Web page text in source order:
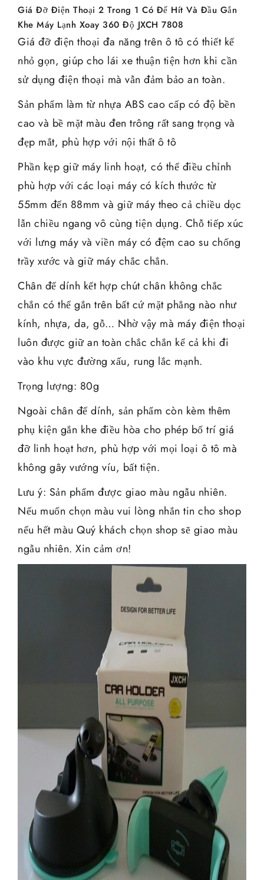
Giá Đỡ Điện Thoại 2 Trong 1 Có Đế Hít Và Đầu Gắn
Khe Máy Lạnh Xoay 360 Độ JXCH 7808
Giá đỡ điện thoại đa năng trên ô tô có thiết kế
nhỏ gọn, giúp cho lái xe thuận tiện hơn khi cần
sử dụng điện thoại mà vẫn đảm bảo an toàn.
Sản phẩm làm từ nhựa ABS cao cấp có độ bền
cao và bề mặt màu đen trông rất sang trọng và
đẹp mắt, phù hợp với nội thất ô tô
Phần kẹp giữ máy linh hoạt, có thể điều chỉnh
phù hợp với các loại máy có kích thước từ
55mm đến 88mm và giữ máy theo cả chiều dọc
lẫn chiều ngang vô cùng tiện dụng. Chỗ tiếp xúc
với lưng máy và viền máy có đệm cao su chống
trầy xước và giữ máy chắc chắn.
Chân đế dính kết hợp chút chân không chắc
chắn có thể gắn trên bất cứ mặt phẳng nào như
kính, nhựa, da, gỗ… Nhờ vậy mà máy điện thoại
luôn được giữ an toàn chắc chắn kể cả khi đi
vào khu vực đường xấu, rung lắc mạnh.
Trọng lượng: 80g
Ngoài chân đế dính, sản phẩm còn kèm thêm
phụ kiện gắn khe điều hòa cho phép bố trí giá
đỡ linh hoạt hơn, phù hợp với mọi loại ô tô mà
không gây vướng víu, bất tiện.
Lưu ý: Sản phẩm được giao màu ngẫu nhiên.
Nếu muốn chọn màu vui lòng nhắn tin cho shop
nếu hết màu Quý khách chọn shop sẽ giao màu
ngẫu nhiên. Xin cảm ơn!